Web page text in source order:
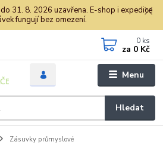
31. 8. 2026 uzavřena. E-shop i expedice
fungují bez omezení.
Menu
Hledat
0 ks
za 0 Kč
Zásuvky průmyslové